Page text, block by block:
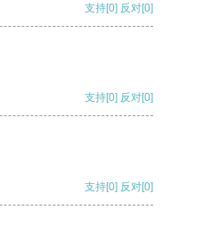
支持[0] 反对[0]
支持[0] 反对[0]
支持[0] 反对[0]